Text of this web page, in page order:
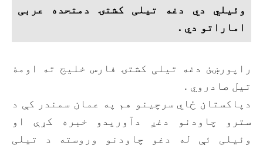
وئيلي دي دغه تیلی کشتۍ دمتحده عربی
اماراتو دي .
راپورښئ دغه تیلی کشتۍ فارس خلیج ته اومۀ
تیل صادروي .
دپاکستان ځاي سرچینو هم په عمان سمندر کې د
سترو چاودنو دغږ دآوریدو خبره کړې او
وئيلی ئې له دغو چاودنو وروسته د تیلی